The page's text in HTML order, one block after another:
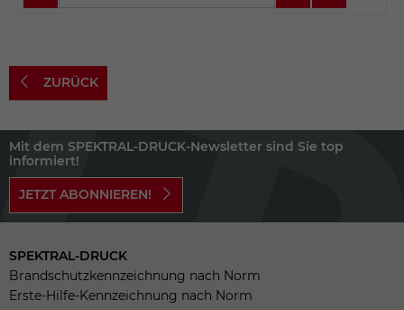
ZURÜCK
Mit dem SPEKTRAL-DRUCK-Newsletter sind Sie top
informiert!
JETZT ABONNIEREN!
SPEKTRAL-DRUCK
Brandschutzkennzeichnung nach Norm
Erste-Hilfe-Kennzeichnung nach Norm